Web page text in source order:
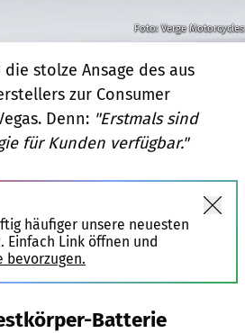
Foto: Verge Motorcycles
die stolze Ansage des aus
zur Consumer
Denn: "Erstmals sind
für Kunden verfügbar."
häufiger unsere neuesten
Einfach Link öffnen und
bevorzugen.
Batterie